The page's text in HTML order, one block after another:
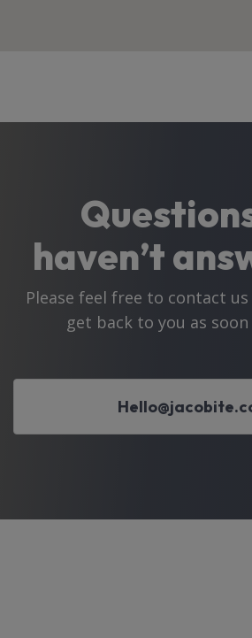
haven’t
Please feel free to contact
get back to you as soon